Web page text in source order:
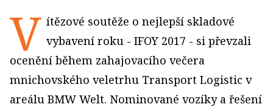
V ítězové soutěže o nejlepší skladové
vybavení roku - IFOY 2017 - si převzali
ocenění během zahajovacího večera
mnichovského veletrhu Transport Logistic v
areálu BMW Welt. Nominované vozíky a řešení